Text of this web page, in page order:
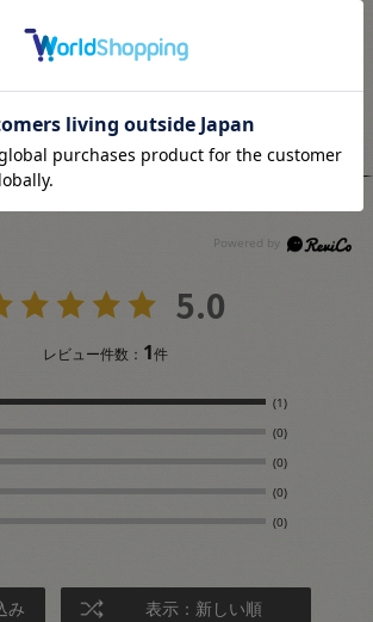
ーザーレビュー
5.0
レビュー件数： 1件
(1)
(0)
(0)
(0)
(0)
み 表示：新しい順